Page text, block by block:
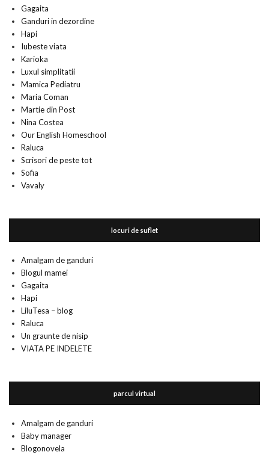
Gagaita
Ganduri in dezordine
Hapi
Iubeste viata
Karioka
Luxul simplitatii
Mamica Pediatru
Maria Coman
Martie din Post
Nina Costea
Our English Homeschool
Raluca
Scrisori de peste tot
Sofia
Vavaly
locuri de suflet
Amalgam de ganduri
Blogul mamei
Gagaita
Hapi
LiluTesa – blog
Raluca
Un graunte de nisip
VIATA PE INDELETE
parcul virtual
Amalgam de ganduri
Baby manager
Blogonovela